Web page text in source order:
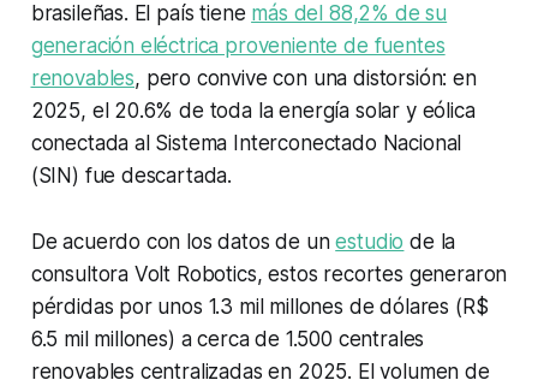
brasileñas. El país tiene más del 88,2% de su
generación eléctrica proveniente de fuentes
renovables, pero convive con una distorsión: en
2025, el 20.6% de toda la energía solar y eólica
conectada al Sistema Interconectado Nacional
(SIN) fue descartada.
De acuerdo con los datos de unestudio de la
consultora Volt Robotics, estos recortes generaron
pérdidas por unos 1.3 mil millones de dólares (R$
6.5 mil millones) a cerca de 1.500 centrales
renovables centralizadas en 2025. El volumen de